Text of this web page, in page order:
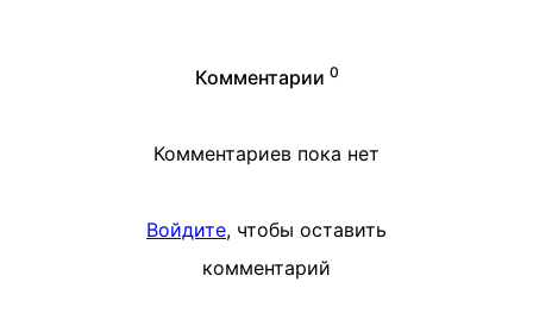
Комментарии 0
Комментариев пока нет
Войдите, чтобы оставить
комментарий